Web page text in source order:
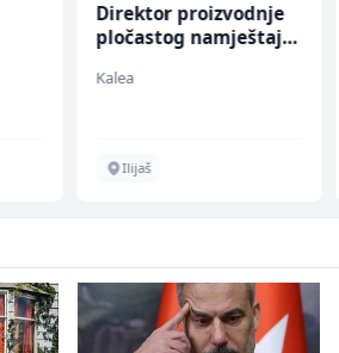
Direktor proizvodnje
pločastog namještaja
Kalea
Ilijaš